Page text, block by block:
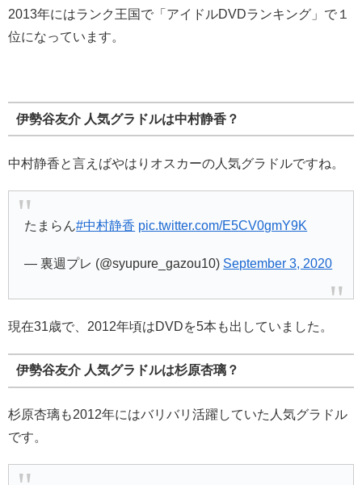
2013年にはランク王国で「アイドルDVDランキング」で１
位になっています。
伊勢谷友介 人気グラドルは中村静香？
中村静香と言えばやはりオスカーの人気グラドルですね。
たまらん#中村静香 pic.twitter.com/E5CV0gmY9K
— 裏週プレ (@syupure_gazou10) September 3, 2020
現在31歳で、2012年頃はDVDを5本も出していました。
伊勢谷友介 人気グラドルは杉原杏璃？
杉原杏璃も2012年にはバリバリ活躍していた人気グラドル
です。